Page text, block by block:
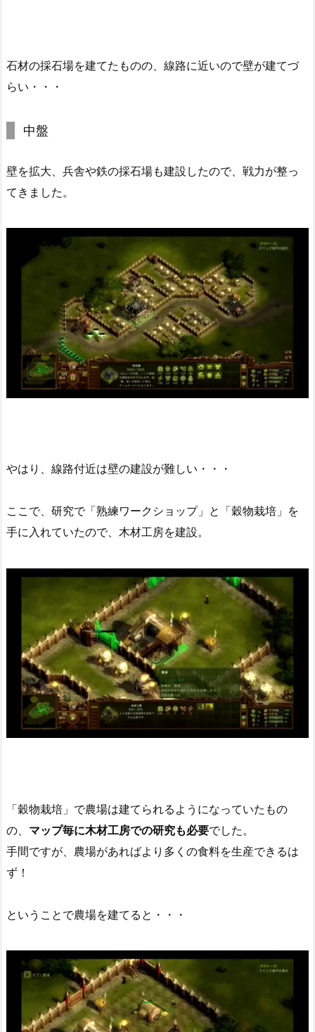
石材の採石場を建てたものの、線路に近いので壁が建てづ
らい・・・
中盤
壁を拡大、兵舎や鉄の採石場も建設したので、戦力が整っ
てきました。
やはり、線路付近は壁の建設が難しい・・・
ここで、研究で「熟練ワークショップ」と「穀物栽培」を
手に入れていたので、木材工房を建設。
「穀物栽培」で農場は建てられるようになっていたもの
の、 マップ毎に木材工房での研究も必要でした。
手間ですが、農場があればより多くの食料を生産できるは
ず！
ということで農場を建てると・・・